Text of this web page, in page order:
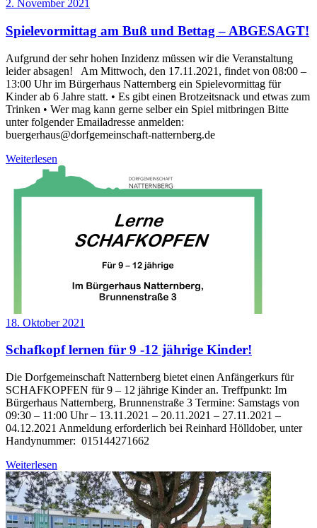
2. November 2021
Spielevormittag am Buß und Bettag – ABGESAGT!
Aufgrund der sehr hohen Inzidenz müssen wir die Veranstaltung
leider absagen! Am Mittwoch, den 17.11.2021, findet von 08:00 –
13:00 Uhr im Bürgerhaus Natternberg ein Spielevormittag für
Kinder ab 6 Jahre statt. • Es gibt einen Brotzeitsnack und etwas zum
Trinken • Wer mag kann gerne selber ein Spiel mitbringen Bitte
unter folgender Emailadresse anmelden:
buergerhaus@dorfgemeinschaft-natternberg.de
Weiterlesen
18. Oktober 2021
Schafkopf lernen für 9 -12 jährige Kinder!
Die Dorfgemeinschaft Natternberg bietet einen Anfängerkurs für
SCHAFKOPFEN für 9 – 12 jährige Kinder an. Treffpunkt: Im
Bürgerhaus Natternberg, Brunnenstraße 3 Termine: Samstags von
09:30 – 11:00 Uhr – 13.11.2021 – 20.11.2021 – 27.11.2021 –
04.12.2021 Anmeldung erforderlich bei Reinhard Hölldober, unter
Handynummer: 015144271662
Weiterlesen